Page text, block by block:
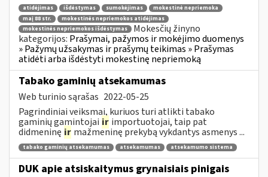
atidėjimas išdėstymas sumokėjimas
mokestinė nepriemoka
maį 88 str.
mokestinės nepriemokos atidėjimas
mokestinės nepriemokos išdėstymas
Mokesčių žinyno
kategorijos: Prašymai, pažymos ir mokėjimo duomenys
» Pažymų užsakymas ir prašymų teikimas » Prašymas
atidėti arba išdėstyti mokestinę nepriemoką
Tabako gaminių atsekamumas
Web turinio sąrašas 2022-05-25
Pagrindiniai veiksmai, kuriuos turi atlikti tabako
gaminių gamintojai ir importuotojai, taip pat
didmeninę ir mažmeninę prekybą vykdantys asmenys ...
tabako gaminių atsekamumas atsekamumas atsekamumo sistema
DUK apie atsiskaitymus grynaisiais pinigais